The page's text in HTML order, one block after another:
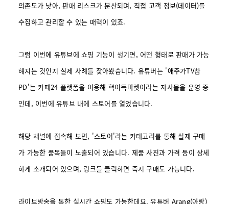
의존도가 낮아, 판매 리스크가 분산되며, 직접 고객 정보(데이터)를
수집하고 관리할 수 있는 매력이 있죠.
그럼 이번에 유튜브에 쇼핑 기능이 생기면, 어떤 형태로 판매가 가능
해지는 것인지 실제 사례를 찾아봤습니다. 유튜버는 '애주가TV참
PD'는 카페24 플랫폼을 이용해 핵이득마켓이라는 자사몰을 운영 중
인데, 이번에 유튜브 내에 스토어를 열었습니다.
해당 채널에 접속해 보면, '스토어'라는 카테고리를 통해 실제 구매
가 가능한 품목들이 노출되어 있습니다. 제품 사진과 가격 등이 상세
하게 소개되어 있으며, 링크를 클릭하면 즉시 구매도 가능니다.
라이브방송을 통한 실시간 쇼핑도 가능한데요. 유튜버 Arang(아랑)